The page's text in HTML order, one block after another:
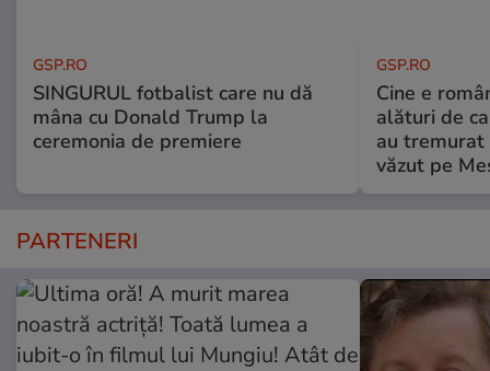
GSP.RO
SINGURUL fotbalist care nu dă
mâna cu Donald Trump la
ceremonia de premiere
GSP.RO
Cine e
alături de
au
văzut pe
PARTENERI